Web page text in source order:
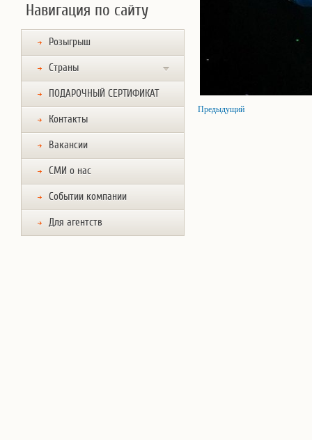
Навигация по сайту
Розыгрыш
Страны
ПОДАРОЧНЫЙ СЕРТИФИКАТ
Контакты
Вакансии
СМИ о нас
Событии компании
Для агентств
Предыдущий